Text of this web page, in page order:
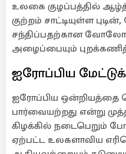
உலகை குழப்பத்தில்
குற்றம் சாட்டியுள்ள
சந்திப்பதற்கான
அழைப்பையும்
ஐரோப்பிய
ஐரோப்பிய
பார்வையற்றது என்று
கிழக்கில் நடைபெறும்
ஏற்பட்ட உலகளாவிய